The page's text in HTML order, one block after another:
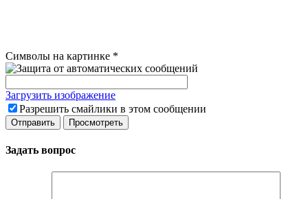
Символы на картинке *
Загрузить изображение
Разрешить смайлики в этом сообщении
Задать вопрос